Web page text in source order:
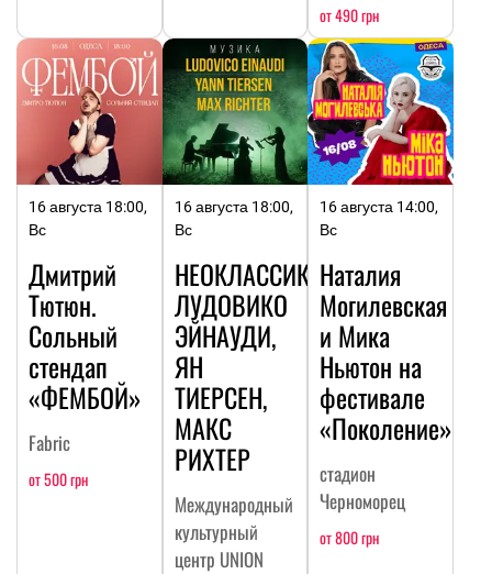
от 490 грн
16 августа 18:00,
Вс
Дмитрий
Тютюн.
Сольный
стендап
«ФЕМБОЙ»
Fabric
от 500 грн
16 августа 18:00,
Вс
НЕОКЛАССИКА:
ЛУДОВИКО
ЭЙНАУДИ,
ЯН
ТИЕРСЕН,
МАКС
РИХТЕР
Международный
культурный
центр UNION
16 августа 14:00,
Вс
Наталия
Могилевская
и Мика
Ньютон на
фестивале
«Поколение»
стадион
Черноморец
от 800 грн